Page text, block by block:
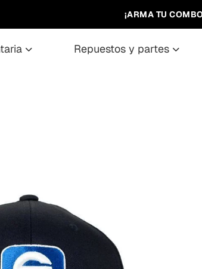
¡ARMA TU
repuestos y partes